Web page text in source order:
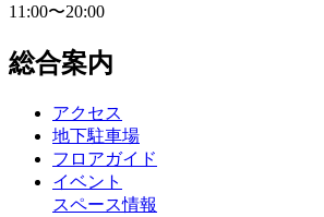
11:00〜20:00
総合案内
アクセス
地下駐車場
フロアガイド
イベント
スペース情報